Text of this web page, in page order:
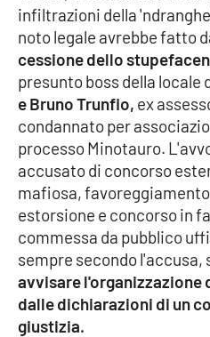
Cosenza
Lamezia Terme
PROGETTI
SPECIALI
Buona Sanità Calabria
CALABRIAVISIONE
Destinazioni
infiltrazioni della
noto legale avrebbe fatto
cessione dello
presunto boss della locale
e Bruno Trunfio, ex
condannato per
processo Minotauro.
accusato di concorso
mafiosa,
estorsione e concorso in
commessa da pubblico
sempre secondo l'accusa,
avvisare l'organizzazione
dalle dichiarazioni di un
giustizia.